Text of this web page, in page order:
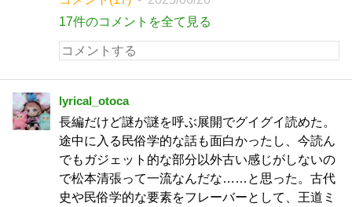
17件のコメントを全て見る
lyrical_otoca
長編だけど謎が謎を呼ぶ展開でグイグイ読めた。
途中に入る民俗学的な話も面白かったし、今読ん
でもガジェット的な部分以外古い感じがしないの
で松本清張って一流なんだな……と思った。古代
史や民俗学的な要素をフレーバーとして、王道ミ